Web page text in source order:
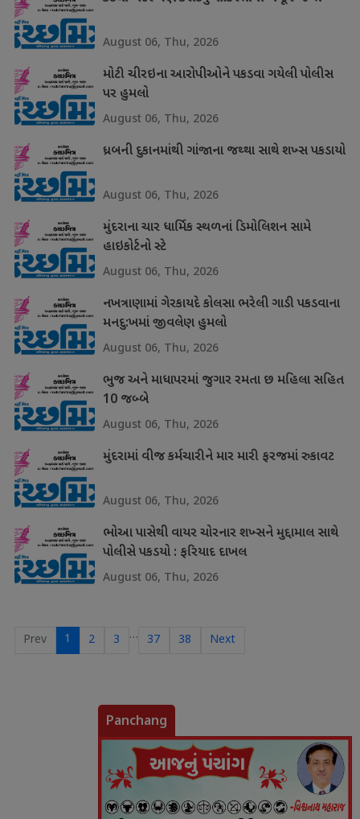
August 06, Thu, 2026
મોટી ચીરઇના આરોપીઓને પકડવા ગયેલી પોલીસ
પર હુમલો
August 06, Thu, 2026
ધ્રબની દુકાનમાંથી ગાંજાના જથ્થા સાથે શખ્સ પકડાયો
August 06, Thu, 2026
મુંદરાના ચાર ધાર્મિક સ્થળનાં ડિમોલિશન સામે
હાઇકોર્ટનો સ્ટે
August 06, Thu, 2026
નખત્રાણામાં ગેરકાયદે કોલસા ભરેલી ગાડી પકડવાના
મનદુ:ખમાં જીવલેણ હુમલો
August 06, Thu, 2026
ભુજ અને માધાપરમાં જુગાર રમતા છ મહિલા સહિત
10 જબ્બે
August 06, Thu, 2026
મુંદરામાં વીજ કર્મચારીને માર મારી ફરજમાં રુકાવટ
August 06, Thu, 2026
ભોઆ પાસેથી વાયર ચોરનાર શખ્સને મુદ્દામાલ સાથે
પોલીસે પકડયો : ફરિયાદ દાખલ
August 06, Thu, 2026
Prev 1 2 3 … 37 38 Next
Panchang